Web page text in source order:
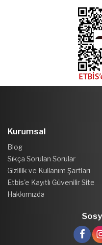
Kurumsal
Blog
Sıkça Sorulan Sorular
Gizlilik ve Kullanım Şartları
Etbis'e Kayıtlı Güvenilir Site
Hakkımızda